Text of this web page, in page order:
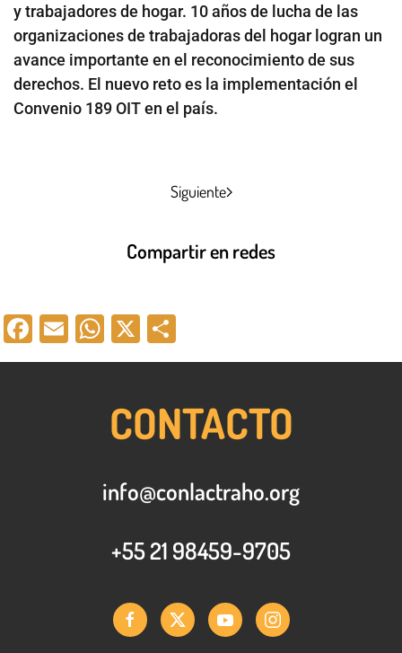
y trabajadores de hogar. 10 años de lucha de las
organizaciones de trabajadoras del hogar logran un
avance importante en el reconocimiento de sus
derechos. El nuevo reto es la implementación el
Convenio 189 OIT en el país.
Siguiente
Compartir en redes
Facebook
EmailWhatsApp
X
CONTACTO
info@conlactraho.org
+55 21 98459-9705